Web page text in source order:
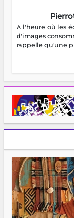
À l'heure où les
d'images
rappelle qu'une